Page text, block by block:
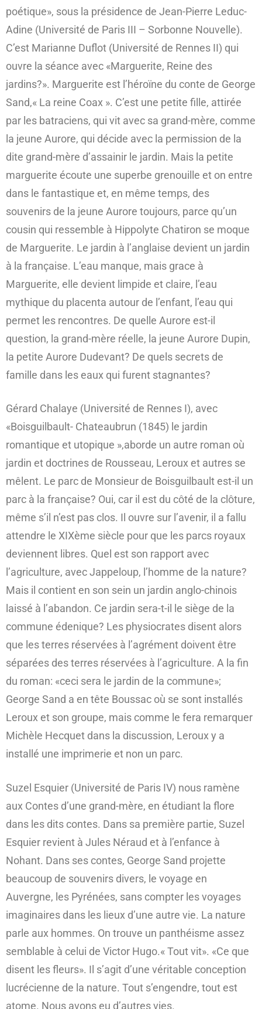
poétique», sous la présidence de Jean-Pierre Leduc-
Adine (Université de Paris III – Sorbonne Nouvelle).
C’est Marianne Duflot (Université de Rennes II) qui
ouvre la séance avec «Marguerite, Reine des
jardins?». Marguerite est l’héroïne du conte de George
Sand,« La reine Coax ». C’est une petite fille, attirée
par les batraciens, qui vit avec sa grand-mère, comme
la jeune Aurore, qui décide avec la permission de la
dite grand-mère d’assainir le jardin. Mais la petite
marguerite écoute une superbe grenouille et on entre
dans le fantastique et, en même temps, des
souvenirs de la jeune Aurore toujours, parce qu’un
cousin qui ressemble à Hippolyte Chatiron se moque
de Marguerite. Le jardin à l’anglaise devient un jardin
à la française. L’eau manque, mais grace à
Marguerite, elle devient limpide et claire, l’eau
mythique du placenta autour de l’enfant, l’eau qui
permet les rencontres. De quelle Aurore est-il
question, la grand-mère réelle, la jeune Aurore Dupin,
la petite Aurore Dudevant? De quels secrets de
famille dans les eaux qui furent stagnantes?
Gérard Chalaye (Université de Rennes I), avec
«Boisguilbault- Chateaubrun (1845) le jardin
romantique et utopique »,aborde un autre roman où
jardin et doctrines de Rousseau, Leroux et autres se
mêlent. Le parc de Monsieur de Boisguilbault est-il un
parc à la française? Oui, car il est du côté de la clôture,
même s’il n’est pas clos. Il ouvre sur l’avenir, il a fallu
attendre le XIXème siècle pour que les parcs royaux
deviennent libres. Quel est son rapport avec
l’agriculture, avec Jappeloup, l’homme de la nature?
Mais il contient en son sein un jardin anglo-chinois
laissé à l’abandon. Ce jardin sera-t-il le siège de la
commune édenique? Les physiocrates disent alors
que les terres réservées à l’agrément doivent être
séparées des terres réservées à l’agriculture. A la fin
du roman: «ceci sera le jardin de la commune»;
George Sand a en tête Boussac où se sont installés
Leroux et son groupe, mais comme le fera remarquer
Michèle Hecquet dans la discussion, Leroux y a
installé une imprimerie et non un parc.
Suzel Esquier (Université de Paris IV) nous ramène
aux Contes d’une grand-mère, en étudiant la flore
dans les dits contes. Dans sa première partie, Suzel
Esquier revient à Jules Néraud et à l’enfance à
Nohant. Dans ses contes, George Sand projette
beaucoup de souvenirs divers, le voyage en
Auvergne, les Pyrénées, sans compter les voyages
imaginaires dans les lieux d’une autre vie. La nature
parle aux hommes. On trouve un panthéisme assez
semblable à celui de Victor Hugo.« Tout vit». «Ce que
disent les fleurs». Il s’agit d’une véritable conception
lucrécienne de la nature. Tout s’engendre, tout est
atome. Nous avons eu d’autres vies.